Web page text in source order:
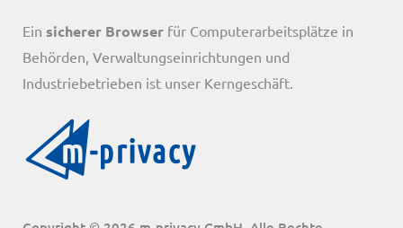
Ein sicherer Browser für Computerarbeitsplätze in
Behörden, Verwaltungseinrichtungen und
Industriebetrieben ist unser Kerngeschäft.